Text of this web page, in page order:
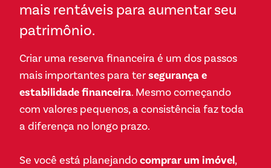
mais rentáveis para aumentar seu
patrimônio.
Criar uma reserva financeira é um dos passos
mais importantes para tersegurança e
estabilidade financeira. Mesmo começando
com valores pequenos, a consistência faz toda
a diferença no longo prazo.
Se você está planejandocomprar um imóvel,